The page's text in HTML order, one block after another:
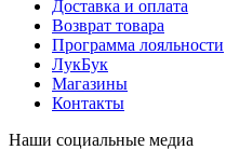
Доставка и оплата
Возврат товара
Программа лояльности
ЛукБук
Магазины
Контакты
Наши социальные медиа